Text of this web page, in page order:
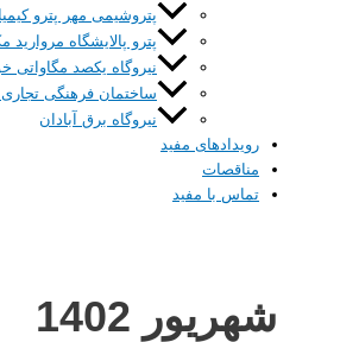
پتروشیمی مهر پترو کیمیا
پترو پالایشگاه مروارید مکران
نیروگاه یکصد مگاواتی خواف
ساختمان فرهنگی تجاری آدینه رشت
نیروگاه برق آبادان
رویداد‌های مفید
مناقصات
تماس با مفید
1402